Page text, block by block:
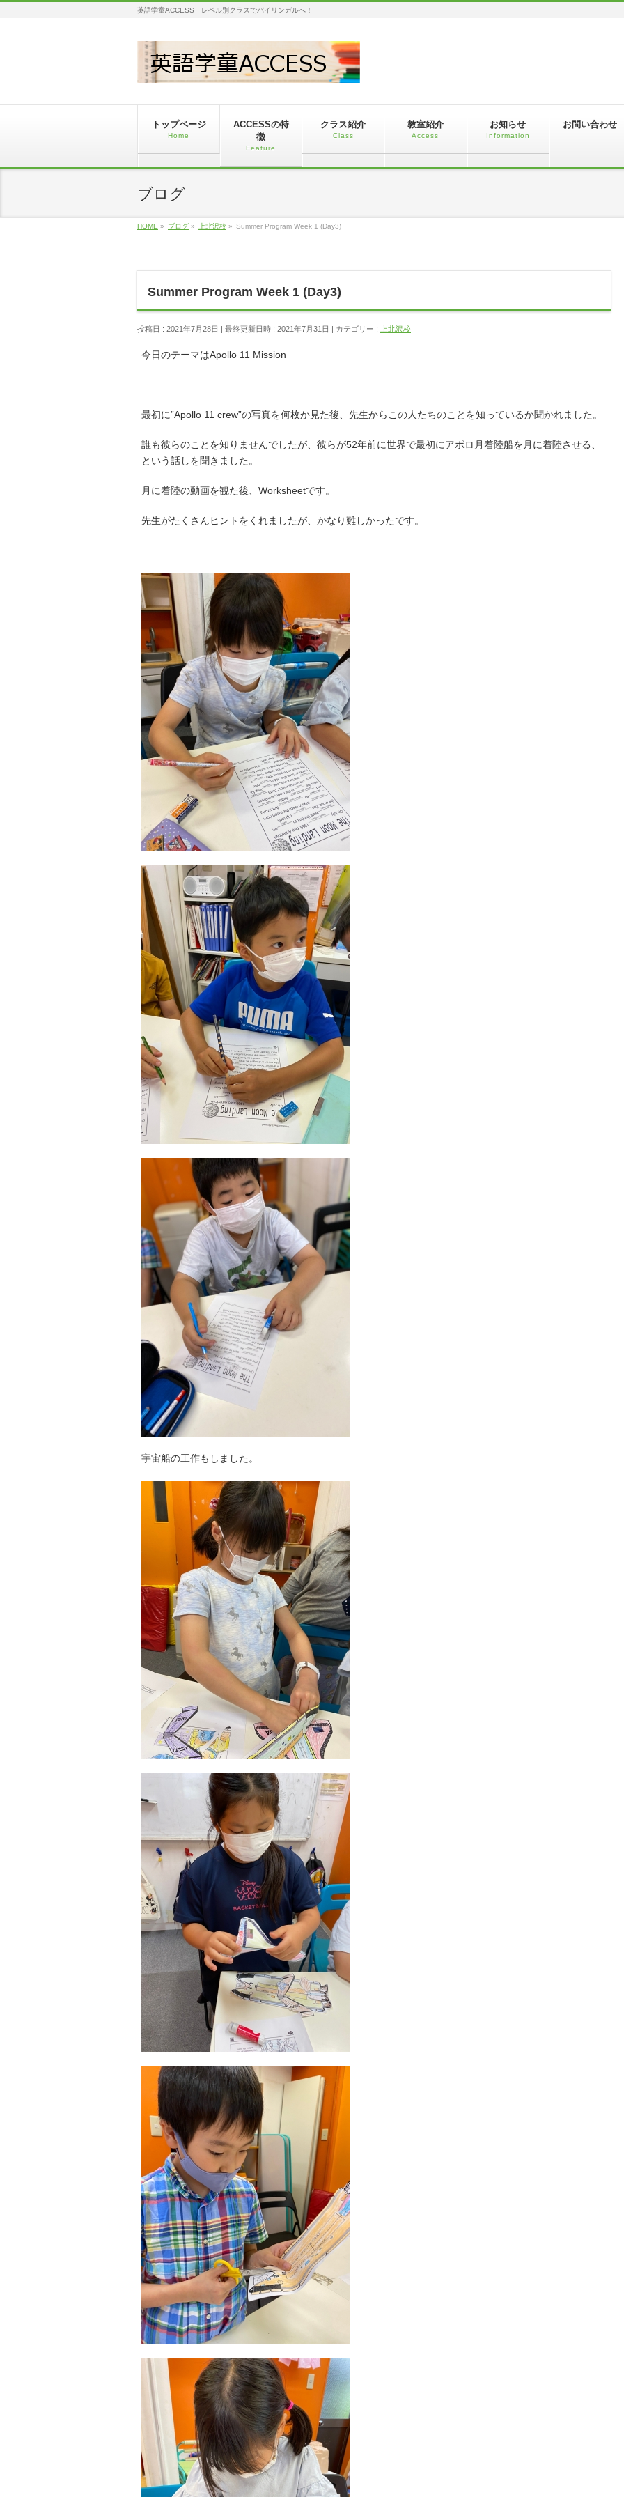
英語学童ACCESS レベル別クラスでバイリンガルへ！
トップページ
Home
ACCESSの特
徴
Feature
クラス紹介
Class
教室紹介
Access
お知らせ
Information
お問い合わせ
ブログ
HOME » ブログ » 上北沢校 » Summer Program Week 1 (Day3)
Summer Program Week 1 (Day3)
投稿日 : 2021年7月28日 最終更新日時 : 2021年7月31日 カテゴリー : 上北沢校
今日のテーマはApollo 11 Mission
最初に”Apollo 11 crew”の写真を何枚か見た後、先生からこの人たちのことを知っているか聞かれました。
誰も彼らのことを知りませんでしたが、彼らが52年前に世界で最初にアポロ月着陸船を月に着陸させる、
という話しを聞きました。
月に着陸の動画を観た後、Worksheetです。
先生がたくさんヒントをくれましたが、かなり難しかったです。
宇宙船の工作もしました。